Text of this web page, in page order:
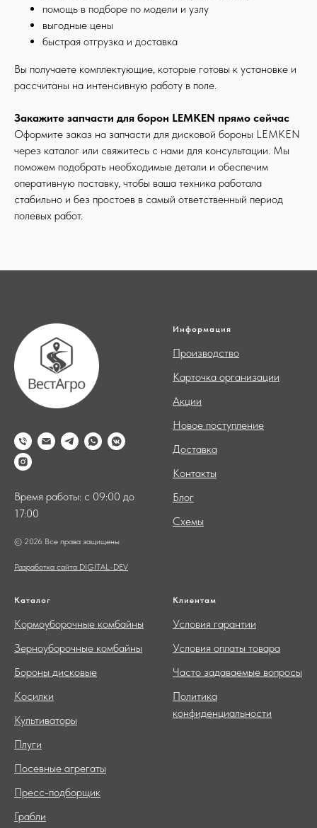
помощь в подборе по модели и узлу
выгодные цены
быстрая отгрузка и доставка
Вы получаете комплектующие, которые готовы к установке и
рассчитаны на интенсивную работу в поле.
Закажите запчасти для борон LEMKEN прямо сейчас
Оформите заказ на запчасти для дисковой бороны LEMKEN
через каталог или свяжитесь с нами для консультации. Мы
поможем подобрать необходимые детали и обеспечим
оперативную поставку, чтобы ваша техника работала
стабильно и без простоев в самый ответственный период
полевых работ.
Время работы: с 09:00 до
17:00
© 2026 Все права защищены
Разработка сайта DIGITAL-DEV
Информация
Производство
Карточка организации
Акции
Новое поступление
Доставка
Контакты
Блог
Схемы
Каталог
Кормоуборочные комбайны
Зерноуборочные комбайны
Бороны дисковые
Косилки
Культиваторы
Плуги
Посевные агрегаты
Пресс-подборщик
Грабли
Клиентам
Условия гарантии
Условия оплаты товара
Часто задаваемые вопросы
Политика
конфиденциальности